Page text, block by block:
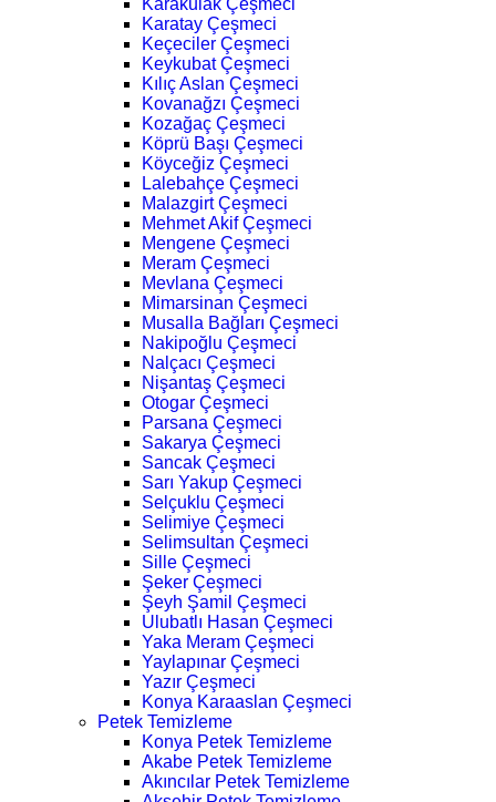
Karakulak Çeşmeci
Karatay Çeşmeci
Keçeciler Çeşmeci
Keykubat Çeşmeci
Kılıç Aslan Çeşmeci
Kovanağzı Çeşmeci
Kozağaç Çeşmeci
Köprü Başı Çeşmeci
Köyceğiz Çeşmeci
Lalebahçe Çeşmeci
Malazgirt Çeşmeci
Mehmet Akif Çeşmeci
Mengene Çeşmeci
Meram Çeşmeci
Mevlana Çeşmeci
Mimarsinan Çeşmeci
Musalla Bağları Çeşmeci
Nakipoğlu Çeşmeci
Nalçacı Çeşmeci
Nişantaş Çeşmeci
Otogar Çeşmeci
Parsana Çeşmeci
Sakarya Çeşmeci
Sancak Çeşmeci
Sarı Yakup Çeşmeci
Selçuklu Çeşmeci
Selimiye Çeşmeci
Selimsultan Çeşmeci
Sille Çeşmeci
Şeker Çeşmeci
Şeyh Şamil Çeşmeci
Ulubatlı Hasan Çeşmeci
Yaka Meram Çeşmeci
Yaylapınar Çeşmeci
Yazır Çeşmeci
Konya Karaaslan Çeşmeci
Petek Temizleme
Konya Petek Temizleme
Akabe Petek Temizleme
Akıncılar Petek Temizleme